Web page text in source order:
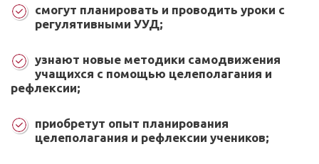
смогут планировать и проводить уроки с
регулятивными УУД;
узнают новые методики самодвижения
учащихся с помощью целеполагания и
рефлексии;
приобретут опыт планирования
целеполагания и рефлексии учеников;